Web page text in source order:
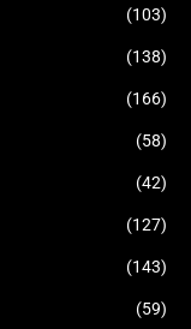
(103)
(138)
(166)
(58)
(42)
(127)
(143)
(59)